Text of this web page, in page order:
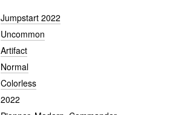
Jumpstart 2022
Uncommon
Artifact
Normal
Colorless
2022